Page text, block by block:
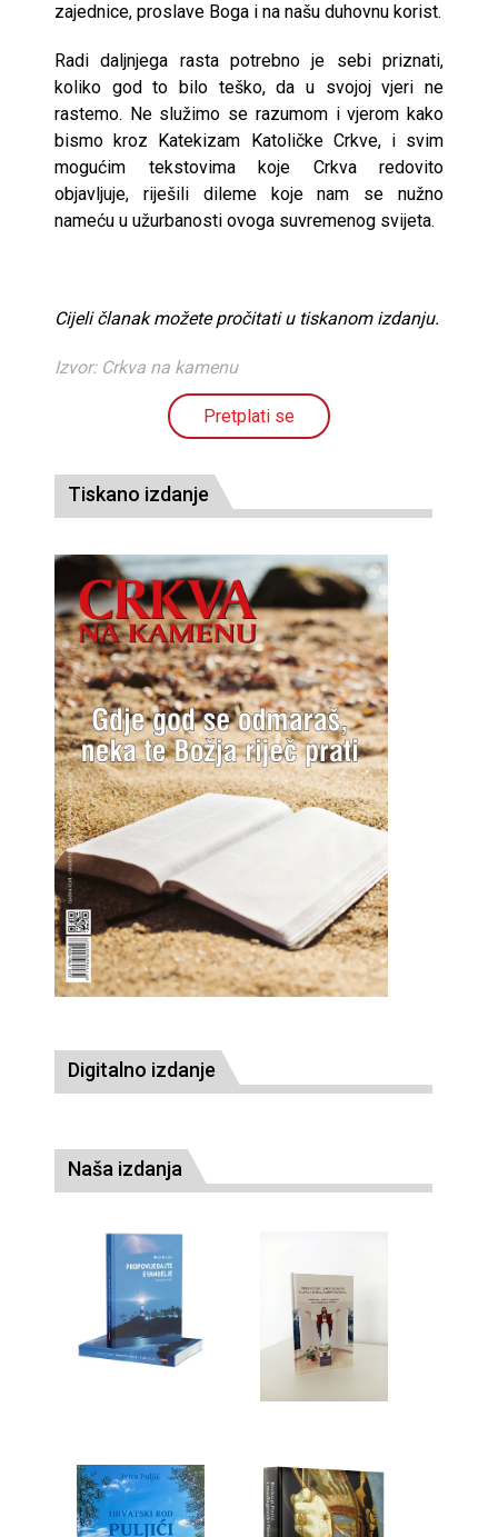
zajednice, proslave Boga i na našu duhovnu korist.
Radi daljnjega rasta potrebno je sebi priznati,
koliko god to bilo teško, da u svojoj vjeri ne
rastemo. Ne služimo se razumom i vjerom kako
bismo kroz Katekizam Katoličke Crkve, i svim
mogućim tekstovima koje Crkva redovito
objavljuje, riješili dileme koje nam se nužno
nameću u užurbanosti ovoga suvremenog svijeta.
Cijeli članak možete pročitati u tiskanom izdanju.
Izvor: Crkva na kamenu
Pretplati se
Tiskano izdanje
Digitalno izdanje
Naša izdanja